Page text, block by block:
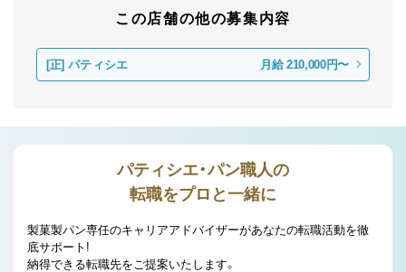
この店舗の他の募集内容
[正] パティシエ 月給 210,000円〜
パティシエ・パン職人の
転職をプロと一緒に
製菓製パン専任のキャリアアドバイザーがあなたの転職活動を徹
底サポート!
納得できる転職先をご提案いたします。